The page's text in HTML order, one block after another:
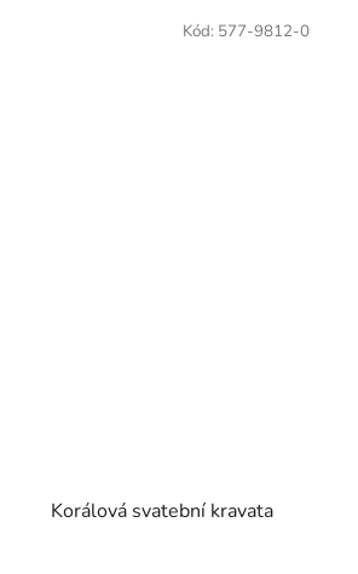
Korálová svatební kravata
Kód: 577-9812-0